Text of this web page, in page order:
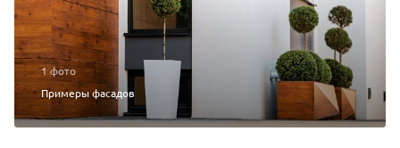
1 фото
Примеры фасадов